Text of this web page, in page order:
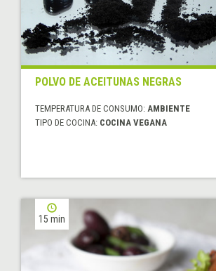
POLVO DE ACEITUNAS NEGRAS
TEMPERATURA DE CONSUMO: AMBIENTE
TIPO DE COCINA: COCINA VEGANA
15 min